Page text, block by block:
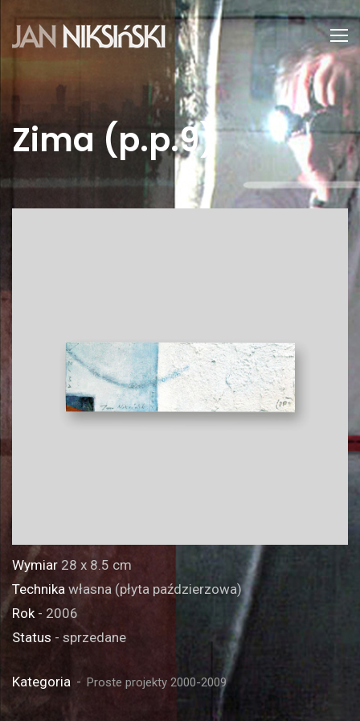
Zima (p.p.9)
Wymiar 28 x 8.5 cm
Technika własna (płyta paździerzowa)
Rok- 2006
Status - sprzedane
Kategoria Proste projekty 2000-2009